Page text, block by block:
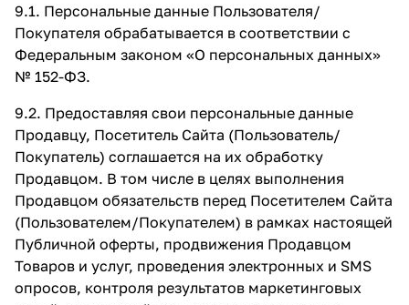
9.1. Персональные данные Пользователя/
Покупателя обрабатывается в соответствии с
Федеральным законом «О персональных данных»
№ 152-ФЗ.
9.2. Предоставляя свои персональные данные
Продавцу, Посетитель Сайта (Пользователь/
Покупатель) соглашается на их обработку
Продавцом. В том числе в целях выполнения
Продавцом обязательств перед Посетителем Сайта
(Пользователем/Покупателем) в рамках настоящей
Публичной оферты, продвижения Продавцом
Товаров и услуг, проведения электронных и SMS
опросов, контроля результатов маркетинговых